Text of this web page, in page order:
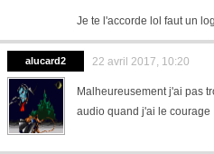
Je te l'accorde lol faut un
alucard2 22 avril 2017, 10:20
Malheureusement j'ai pas
audio quand j'ai le courage